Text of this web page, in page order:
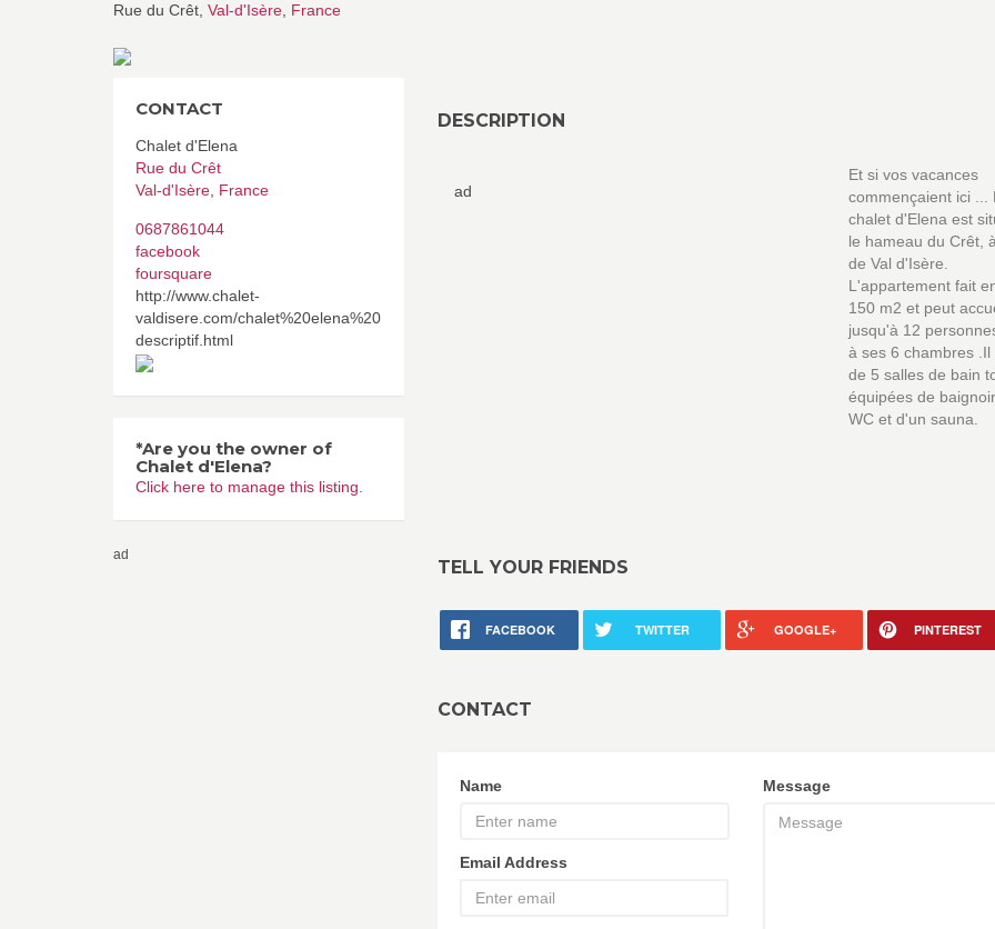
Rue du Crêt, Val-d'Isère France
DESCRIPTION
ad
Et si vos vacances
commençaient ici ...
chalet d'Elena est
le hameau du Crêt,
de Val d'Isère.
L'appartement fait
150 m2 et peut
jusqu'à 12
à ses 6 chambres .Il
de 5 salles de bain
équipées de
WC et d'un sauna.
TELL YOUR FRIENDS
FACEBOOK TWITTER GOOGLE+ PINTEREST
CONTACT
Name
Email Address
Message
CONTACT
Chalet d'Elena
Rue du Crêt
Val-d'Isère France
0687861044
facebook
foursquare
http://www.chalet-
valdisere.com/chalet%20elena%20
descriptif.html
*Are you the owner of
Chalet d'Elena?
Click here to manage this listing.
ad